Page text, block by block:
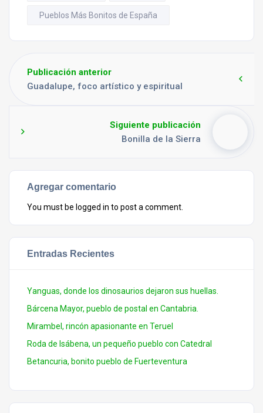
Pueblos Más Bonitos de España
Publicación anterior
Guadalupe, foco artístico y espiritual
Siguiente publicación
Bonilla de la Sierra
Agregar comentario
You must be logged in to post a comment.
Entradas Recientes
Yanguas, donde los dinosaurios dejaron sus huellas.
Bárcena Mayor, pueblo de postal en Cantabria.
Mirambel, rincón apasionante en Teruel
Roda de Isábena, un pequeño pueblo con Catedral
Betancuria, bonito pueblo de Fuerteventura